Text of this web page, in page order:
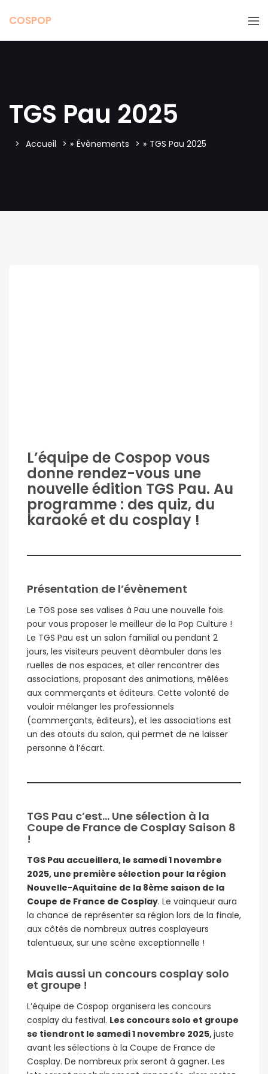
COSPOP
TGS Pau 2025
Accueil » Évènements » TGS Pau 2025
L’équipe de Cospop vous
donne rendez-vous une
nouvelle édition TGS Pau. Au
programme : des quiz, du
karaoké et du cosplay !
Présentation de l’évènement
Le TGS pose ses valises à Pau une nouvelle fois
pour vous proposer le meilleur de la Pop Culture !
Le TGS Pau est un salon familial ou pendant 2
jours, les visiteurs peuvent déambuler dans les
ruelles de nos espaces, et aller rencontrer des
associations, proposant des animations, mêlées
aux commerçants et éditeurs. Cette volonté de
vouloir mélanger les professionnels
(commerçants, éditeurs), et les associations est
un des atouts du salon, qui permet de ne laisser
personne à l’écart.
TGS Pau c’est… Une sélection à la
Coupe de France de Cosplay Saison 8
!
TGS Pau accueillera, le samedi 1 novembre
2025, une première sélection pour la région
Nouvelle-Aquitaine de la 8ème saison de la
Coupe de France de Cosplay. Le vainqueur aura
la chance de représenter sa région lors de la finale,
aux côtés de nombreux autres cosplayeurs
talentueux, sur une scène exceptionnelle !
Mais aussi un concours cosplay solo
et groupe !
L’équipe de Cospop organisera les concours
cosplay du festival. Les concours solo et groupe
se tiendront le samedi 1 novembre 2025,juste
avant les sélections à la Coupe de France de
Cosplay. De nombreux prix seront à gagner. Les